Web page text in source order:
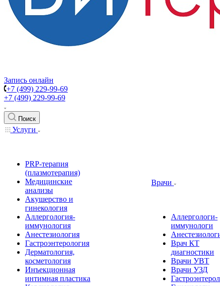
Запись онлайн
+7 (499) 229-99-69
+7 (499) 229-99-69
Поиск
Услуги
PRP-терапия
(плазмотерапия)
Медицинские
анализы
Акушерство и
гинекология
Аллергология-
иммунология
Анестезиология
Гастроэнтерология
Дерматология,
косметология
Инъекционная
интимная пластика
Врачи
Аллергологи-
иммунологи
Врач КТ
диагностики
Врачи УВТ
Врачи УЗД